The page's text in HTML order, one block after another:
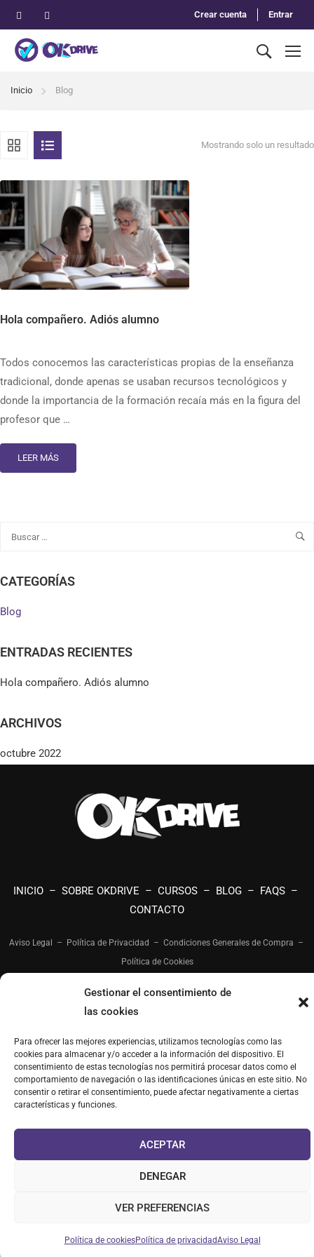
Gestionar el consentimiento de
las cookies
Para ofrecer las mejores experiencias, utilizamos tecnologías como las
cookies para almacenar y/o acceder a la información del dispositivo. El
consentimiento de estas tecnologías nos permitirá procesar datos como el
comportamiento de navegación o las identificaciones únicas en este sitio. No
consentir o retirar el consentimiento, puede afectar negativamente a ciertas
características y funciones.
ACEPTAR
DENEGAR
VER PREFERENCIAS
Política de cookiesPolítica de privacidadAviso Legal
Crear cuenta Entrar
Inicio Blog
Mostrando solo un resultado
Hola compañero. Adiós alumno
Todos conocemos las características propias de la enseñanza
tradicional, donde apenas se usaban recursos tecnológicos y
donde la importancia de la formación recaía más en la figura del
profesor que …
LEER MÁS
CATEGORÍAS
Blog
ENTRADAS RECIENTES
Hola compañero. Adiós alumno
ARCHIVOS
octubre 2022
INICIO – SOBRE OKDRIVE – CURSOS – BLOG – FAQS –
CONTACTO
Aviso Legal – Política de Privacidad – Condiciones Generales de Compra –
Política de Cookies